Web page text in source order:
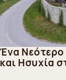
Ένα
και Ησυχία